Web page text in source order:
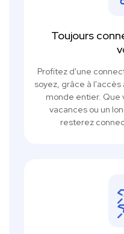
Toujours
Profitez d'une
soyez, grâce à l'accès
monde entier. Que
vacances ou un
resterez